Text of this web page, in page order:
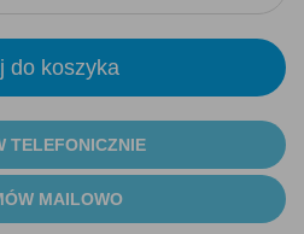
do koszyka
TELEFONICZNIE
MAILOWO